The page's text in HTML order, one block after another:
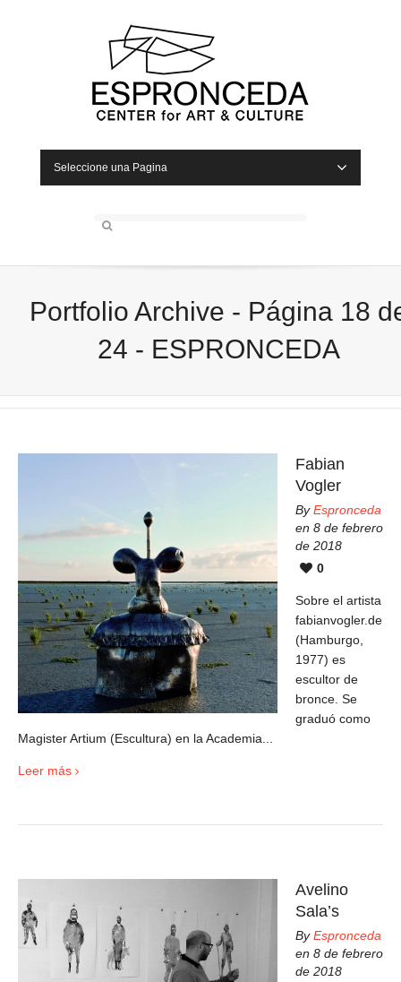
Seleccione una Pagina
Portfolio Archive - Página 18
24 - ESPRONCEDA
Fabian
Vogler
ByEspronceda
en 8 de febrero
de 2018
0
Sobre el artista
fabianvogler.de
(Hamburgo,
1977) es
escultor de
bronce. Se
graduó como
Magister Artium (Escultura) en la Academia...
Leer más
Avelino
Sala’s
ByEspronceda
en 8 de febrero
de 2018